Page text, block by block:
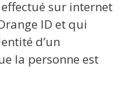
sur internet
ID et qui
d’un
la personne est